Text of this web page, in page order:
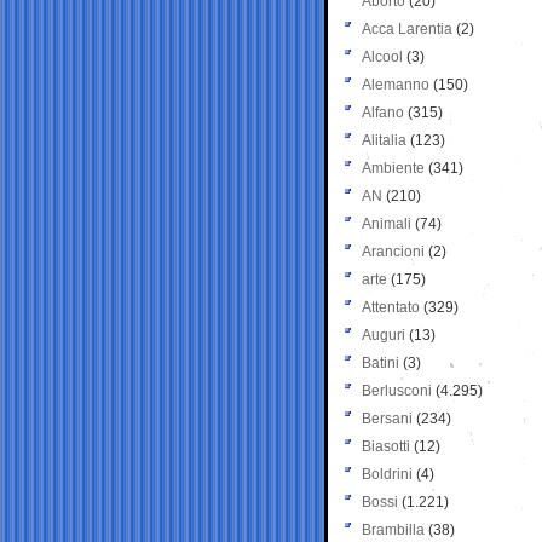
Acca Larentia (2)
Alcool (3)
Alemanno (150)
Alfano (315)
Alitalia (123)
Ambiente (341)
AN (210)
Animali (74)
Arancioni (2)
arte (175)
Attentato (329)
Auguri (13)
Batini (3)
Berlusconi (4.295)
Bersani (234)
Biasotti (12)
Boldrini (4)
Bossi (1.221)
Brambilla (38)